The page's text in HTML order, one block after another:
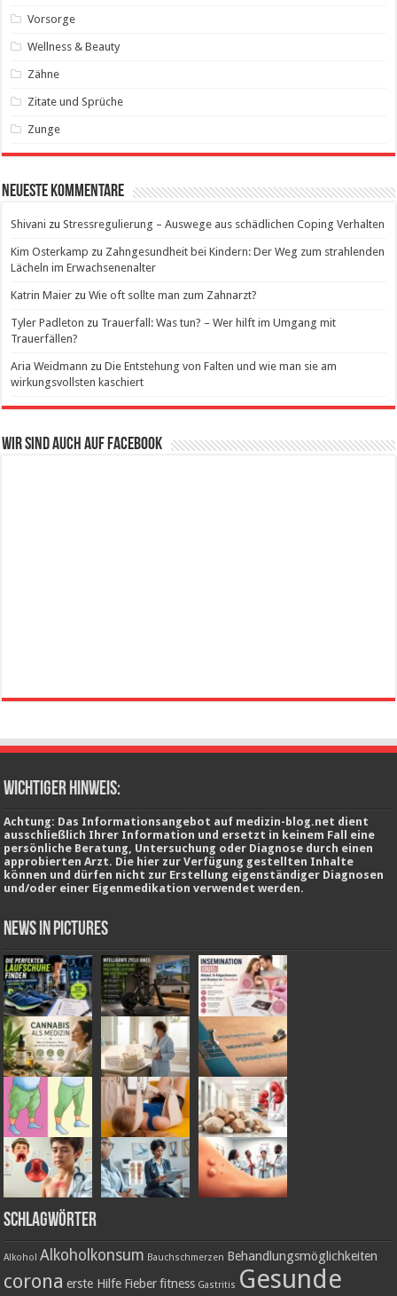
Vorsorge
Wellness & Beauty
Zähne
Zitate und Sprüche
Zunge
Neueste Kommentare
Shivani zuStressregulierung – Auswege aus schädlichen Coping Verhalten
Kim Osterkamp zu Zahngesundheit bei Kindern: Der Weg zum strahlenden
Lächeln im Erwachsenenalter
Katrin Maier zuWie oft sollte man zum Zahnarzt?
Tyler Padleton zu Trauerfall: Was tun? – Wer hilft im Umgang mit
Trauerfällen?
Aria Weidmann zuDie Entstehung von Falten und wie man sie am
wirkungsvollsten kaschiert
Wir sind auch auf Facebook
wichtiger Hinweis:
Achtung: Das Informationsangebot auf medizin-blog.net dient
ausschließlich Ihrer Information und ersetzt in keinem Fall eine
persönliche Beratung, Untersuchung oder Diagnose durch einen
approbierten Arzt. Die hier zur Verfügung gestellten Inhalte
können und dürfen nicht zur Erstellung eigenständiger Diagnosen
und/oder einer Eigenmedikation verwendet werden.
News in Pictures
Schlagwörter
Alkohol Alkoholkonsum Bauchschmerzen Behandlungsmöglichkeiten
corona erste Hilfe Fieber fitness Gastritis Gesunde